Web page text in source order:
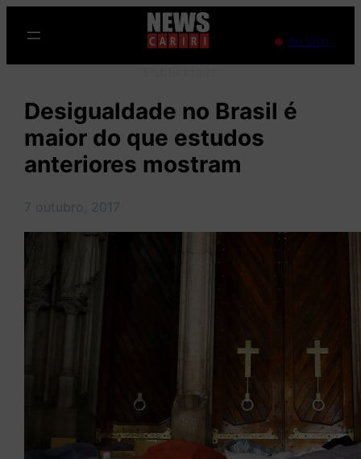
para
o
Ao Vivo
Desigualdade no Brasil é
maior do que estudos
anteriores mostram
7 outubro, 2017